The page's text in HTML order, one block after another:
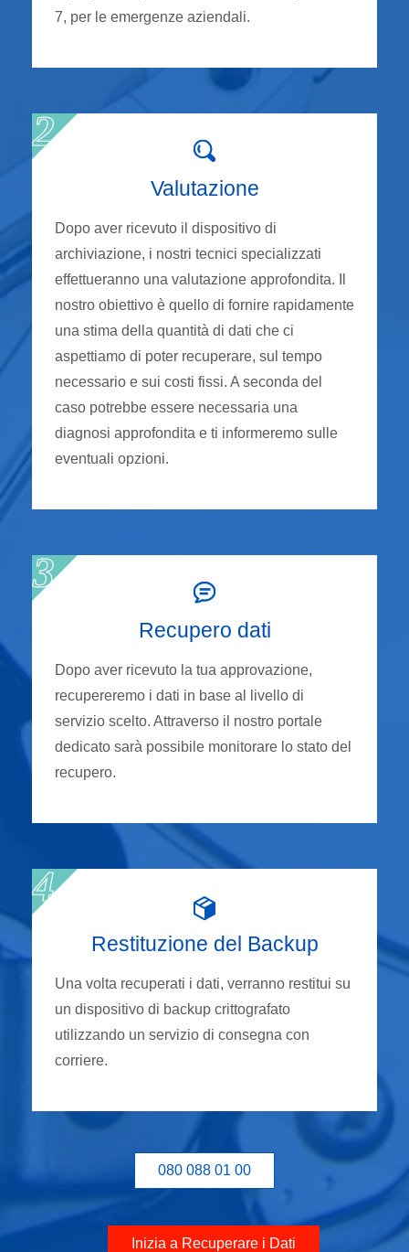
7, per le emergenze aziendali.
Valutazione
Dopo aver ricevuto il dispositivo di
archiviazione, i nostri tecnici specializzati
effettueranno una valutazione approfondita. Il
nostro obiettivo è quello di fornire rapidamente
una stima della quantità di dati che ci
aspettiamo di poter recuperare, sul tempo
necessario e sui costi fissi. A seconda del
caso potrebbe essere necessaria una
diagnosi approfondita e ti informeremo sulle
eventuali opzioni.
Recupero dati
Dopo aver ricevuto la tua approvazione,
recupereremo i dati in base al livello di
servizio scelto. Attraverso il nostro portale
dedicato sarà possibile monitorare lo stato del
recupero.
Restituzione del Backup
Una volta recuperati i dati, verranno restitui su
un dispositivo di backup crittografato
utilizzando un servizio di consegna con
corriere.
080 088 01 00
Inizia a Recuperare i Dati